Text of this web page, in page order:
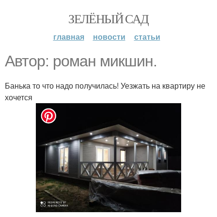
ЗЕЛЁНЫЙ САД
главная новости статьи
Автор: роман микшин.
Банька то что надо получилась! Уезжать на квартиру не
хочется